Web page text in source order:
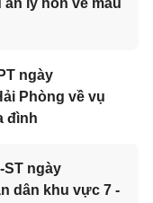
án ly hôn về mâu
ngày
Phòng về vụ
đình
ST ngày
dân khu vực 7 -